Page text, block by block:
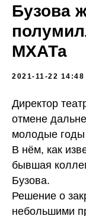
Бузова
МХАТа
2021-11-22 14:48
Директор
отмене
молодые
В нём, как
бывшая
Бузова.
Решение о
небольшими